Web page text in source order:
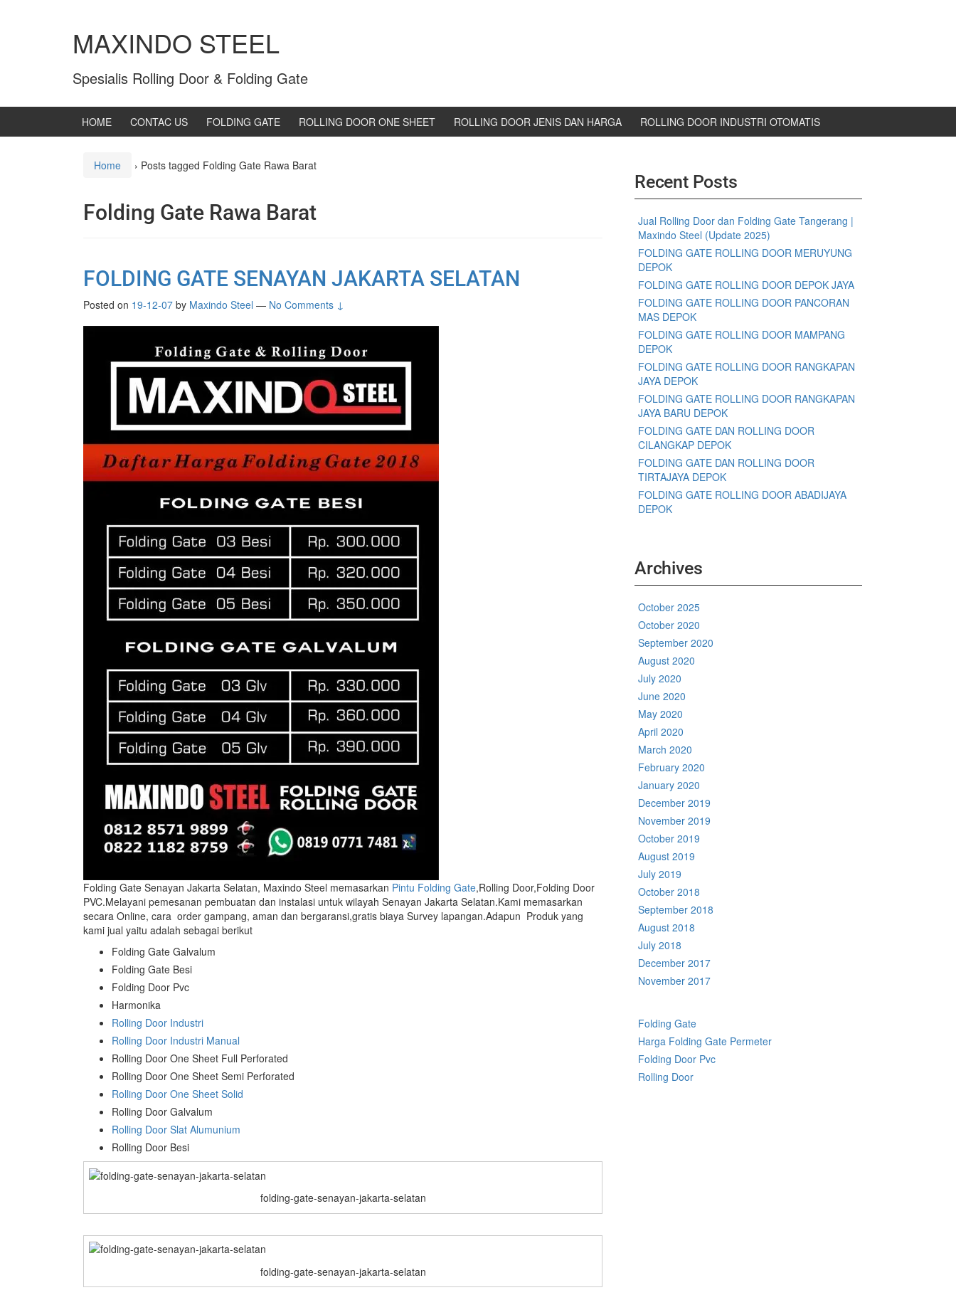
MAXINDO STEEL
Spesialis Rolling Door & Folding Gate
HOME CONTAC US FOLDING GATE ROLLING DOOR ONE SHEET ROLLING DOOR JENIS DAN HARGA ROLLING DOOR INDUSTRI OTOMATIS
Home › Posts tagged Folding Gate Rawa Barat
Folding Gate Rawa Barat
FOLDING GATE SENAYAN JAKARTA SELATAN
Posted on 19-12-07 by Maxindo Steel — No Comments ↓
Folding Gate Senayan Jakarta Selatan, Maxindo Steel memasarkan Pintu Folding Gate,Rolling Door,Folding Door
PVC.Melayani pemesanan pembuatan dan instalasi untuk wilayah Senayan Jakarta Selatan.Kami memasarkan
secara Online, cara order gampang, aman dan bergaransi,gratis biaya Survey lapangan.Adapun Produk yang
kami jual yaitu adalah sebagai berikut
Folding Gate Galvalum
Folding Gate Besi
Folding Door Pvc
Harmonika
Rolling Door Industri
Rolling Door Industri Manual
Rolling Door One Sheet Full Perforated
Rolling Door One Sheet Semi Perforated
Rolling Door One Sheet Solid
Rolling Door Galvalum
Rolling Door Slat Alumunium
Rolling Door Besi
folding-gate-senayan-jakarta-selatan
folding-gate-senayan-jakarta-selatan
Recent Posts
Jual Rolling Door dan Folding Gate Tangerang |
Maxindo Steel (Update 2025)
FOLDING GATE ROLLING DOOR MERUYUNG
DEPOK
FOLDING GATE ROLLING DOOR DEPOK JAYA
FOLDING GATE ROLLING DOOR PANCORAN
MAS DEPOK
FOLDING GATE ROLLING DOOR MAMPANG
DEPOK
FOLDING GATE ROLLING DOOR RANGKAPAN
JAYA DEPOK
FOLDING GATE ROLLING DOOR RANGKAPAN
JAYA BARU DEPOK
FOLDING GATE DAN ROLLING DOOR
CILANGKAP DEPOK
FOLDING GATE DAN ROLLING DOOR
TIRTAJAYA DEPOK
FOLDING GATE ROLLING DOOR ABADIJAYA
DEPOK
Archives
October 2025
October 2020
September 2020
August 2020
July 2020
June 2020
May 2020
April 2020
March 2020
February 2020
January 2020
December 2019
November 2019
October 2019
August 2019
July 2019
October 2018
September 2018
August 2018
July 2018
December 2017
November 2017
Folding Gate
Harga Folding Gate Permeter
Folding Door Pvc
Rolling Door